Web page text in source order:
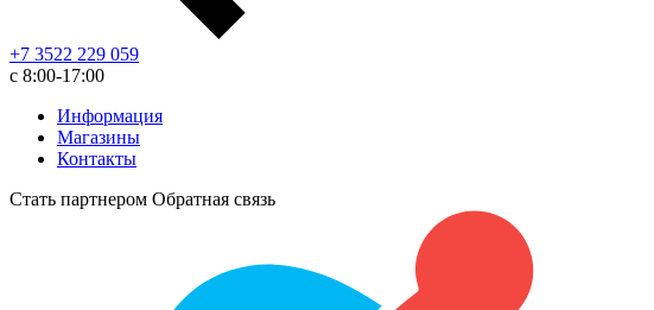
+7 3522 229 059
с 8:00-17:00
Информация
Магазины
Контакты
Стать партнером Обратная связь